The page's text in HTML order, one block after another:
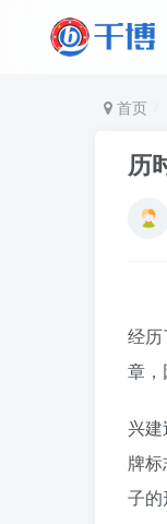
首页
历
经
章，
兴
牌
子的